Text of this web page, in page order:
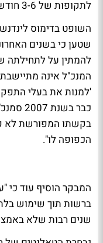
לתקופות של 3-6 חודשים עד יוני 2010.
השופט בדימוס
שטען כי בשנים
להמתין על לתחילתה
המנכ"ל אינה
'למנות את בעלי
כבר
בקשתו המפורשת לא
הכפופה לו".
המבקר הוסיף עוד כי
ברשות תוך שימוש
שנים רבות שלא